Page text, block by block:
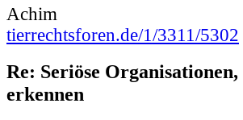
Achim
tierrechtsforen.de/1/3311/5302
Re: Seriöse
erkennen